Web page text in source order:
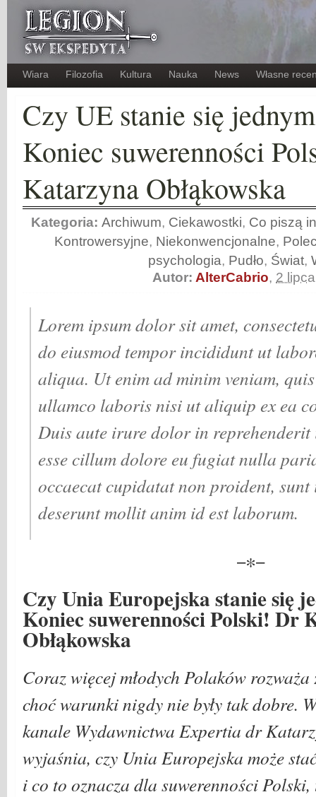
Wiara Filozofia Kultura Nauka News Własne
Czy UE stanie się
Koniec suwerenności
Katarzyna Obłąkowska
Kategoria: Archiwum, Ciekawostki, Co piszą
Kontrowersyjne, Niekonwencjonalne,
psychologia, Pudło, Świat,
Autor: AlterCabrio, 2
Lorem ipsum dolor sit amet,
do eiusmod tempor incididunt ut
aliqua. Ut enim ad minim veniam,
ullamco laboris nisi ut aliquip ex ea
Duis aute irure dolor in
esse cillum dolore eu fugiat nulla
occaecat cupidatat non proident,
deserunt mollit anim id est laborum.
−∗−
Czy Unia Europejska stanie się
Koniec suwerenności Polski! Dr
Obłąkowska
Coraz więcej młodych Polaków
choć warunki nigdy nie były tak dobre.
kanale Wydawnictwa Expertia dr
wyjaśnia, czy Unia Europejska może
i co to oznacza dla suwerenności